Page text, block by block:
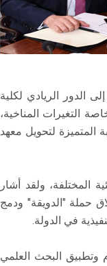
الدور الريادي لكلية
التغيرات المناخية،
المتميزة لتحويل معهد
المختلفة، ولقد أشار
حملة "الدويقة" ودمج
في الدولة.
وتطبيق البحث العلمي